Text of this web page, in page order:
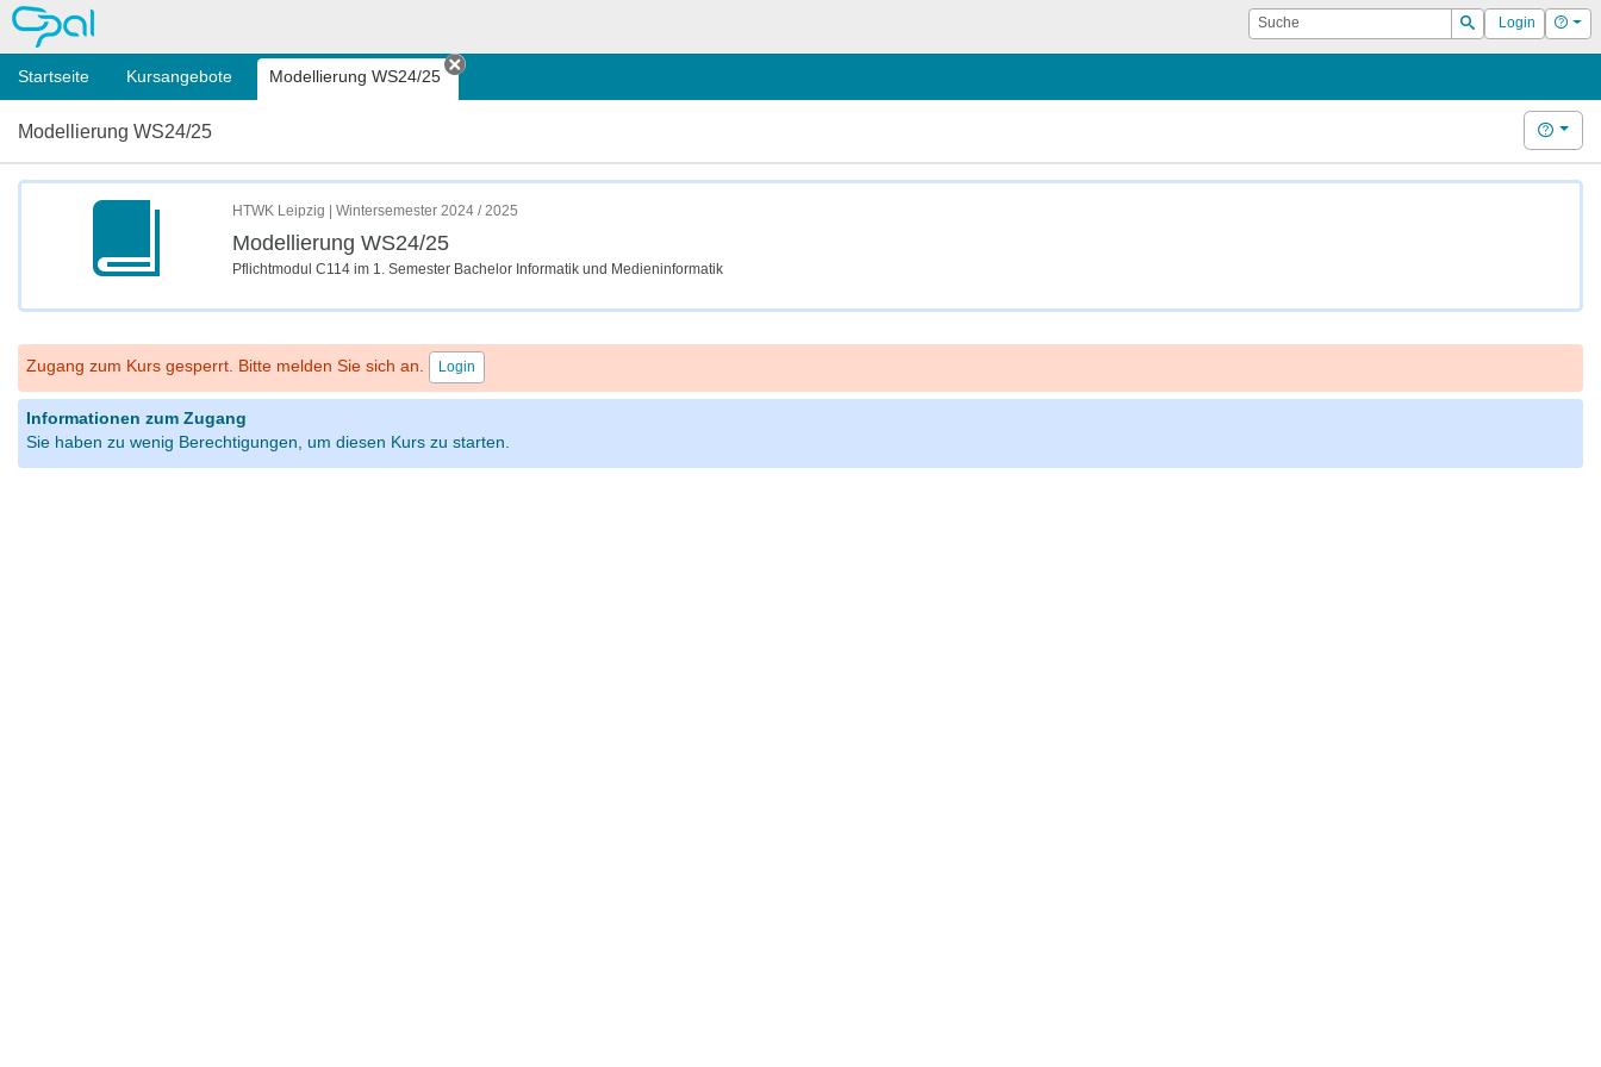
OPAL Suche
Suchen
Login Hilfe
Startseite Kursangebote Modellierung WS24/25
Tab schließen
Modellierung WS24/25 Hilfe
HTWK Leipzig | Wintersemester 2024 / 2025
Modellierung WS24/25
Pflichtmodul C114 im 1. Semester Bachelor Informatik und Medieninformatik
Zugang zum Kurs gesperrt. Bitte melden Sie sich an. Login
Informationen zum Zugang
Sie haben zu wenig Berechtigungen, um diesen Kurs zu starten.